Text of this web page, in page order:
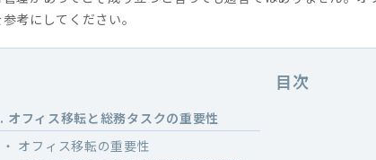
考にしてください。
目次
オフィス移転と総務タスクの重要性
オフィス移転の重要性